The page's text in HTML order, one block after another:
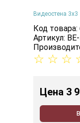
Видеостена 3х3
Код товара:
Артикул:
☆ ☆ ☆
Цена 3